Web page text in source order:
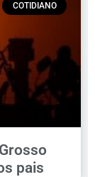
COTIDIANO
pais